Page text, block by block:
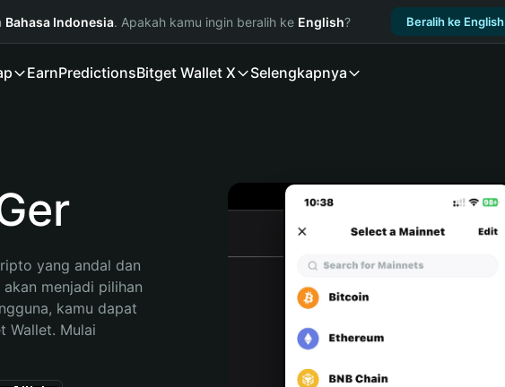
Bahasa Indonesia. Apakah kamu ingin beralih ke English? Beralih ke English
EarnPredictionsBitget Wallet X Selengkapnya
yang andal dan
menjadi pilihan
kamu dapat
Wallet. Mulai